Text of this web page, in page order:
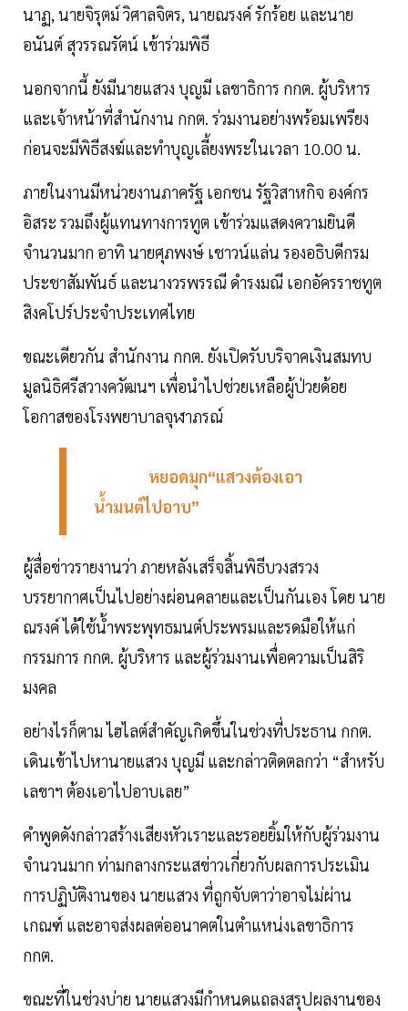
นาฏ, นายจิรุตม์ วิศาลจิตร, นายณรงค์ รักร้อย และนาย
อนันต์ สุวรรณรัตน์ เข้าร่วมพิธี
นอกจากนี้ ยังมีนายแสวง บุญมี เลขาธิการ กกต. ผู้บริหาร
และเจ้าหน้าที่สำนักงาน กกต. ร่วมงานอย่างพร้อมเพรียง
ก่อนจะมีพิธีสงฆ์และทำบุญเลี้ยงพระในเวลา 10.00 น.
ภายในงานมีหน่วยงานภาครัฐ เอกชน รัฐวิสาหกิจ องค์กร
อิสระ รวมถึงผู้แทนทางการทูต เข้าร่วมแสดงความยินดี
จำนวนมาก อาทิ นายศุภพงษ์ เชาวน์แล่น รองอธิบดีกรม
ประชาสัมพันธ์ และนางวรพรรณี ดำรงมณี เอกอัครราชทูต
สิงคโปร์ประจำประเทศไทย
ขณะเดียวกัน สำนักงาน กกต. ยังเปิดรับบริจาคเงินสมทบ
มูลนิธิศรีสวางควัฒนฯ เพื่อนำไปช่วยเหลือผู้ป่วยด้อย
โอกาสของโรงพยาบาลจุฬาภรณ์
หยอดมุก“แสวงต้องเอา
น้ำมนต์ไปอาบ”
ผู้สื่อข่าวรายงานว่า ภายหลังเสร็จสิ้นพิธีบวงสรวง
บรรยากาศเป็นไปอย่างผ่อนคลายและเป็นกันเอง โดย นาย
ณรงค์ ได้ใช้น้ำพระพุทธมนต์ประพรมและรดมือให้แก่
กรรมการ กกต. ผู้บริหาร และผู้ร่วมงานเพื่อความเป็นสิริ
มงคล
อย่างไรก็ตาม ไฮไลต์สำคัญเกิดขึ้นในช่วงที่ประธาน กกต.
เดินเข้าไปหานายแสวง บุญมี และกล่าวติดตลกว่า “สำหรับ
เลขาฯ ต้องเอาไปอาบเลย”
คำพูดดังกล่าวสร้างเสียงหัวเราะและรอยยิ้มให้กับผู้ร่วมงาน
จำนวนมาก ท่ามกลางกระแสข่าวเกี่ยวกับผลการประเมิน
การปฏิบัติงานของ นายแสวง ที่ถูกจับตาว่าอาจไม่ผ่าน
เกณฑ์ และอาจส่งผลต่ออนาคตในตำแหน่งเลขาธิการ
กกต.
ขณะที่ในช่วงบ่าย นายแสวงมีกำหนดแถลงสรุปผลงานของ